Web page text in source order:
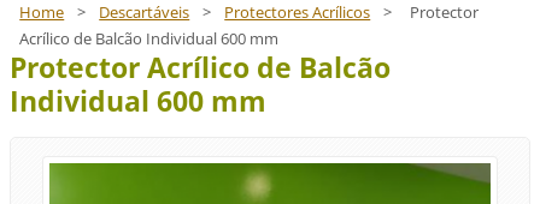
Home > Descartáveis > Protectores Acrílicos >
Protector
Acrílico de Balcão Individual 600 mm
Protector Acrílico de Balcão
Individual 600 mm